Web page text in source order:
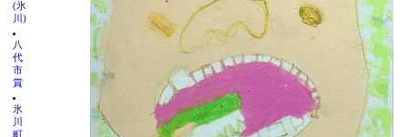
(氷
川)
八
代
市
賞
氷
川
町